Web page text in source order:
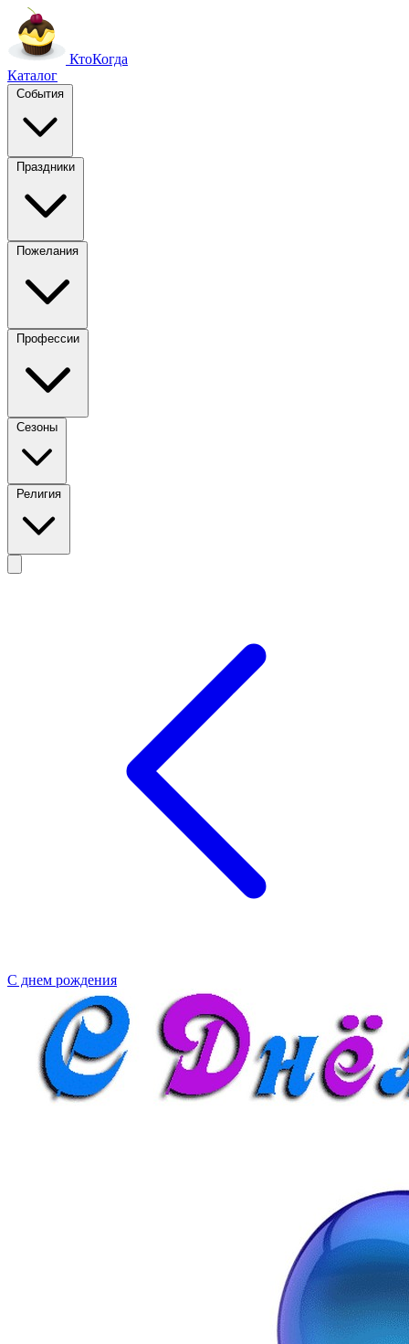
КтоКогда
Каталог
События
Праздники
Пожелания
Профессии
Сезоны
Религия
С днем рождения